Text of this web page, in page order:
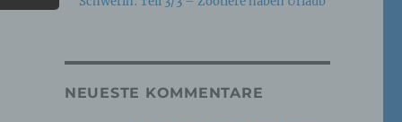
NEUESTE KOMMENTARE